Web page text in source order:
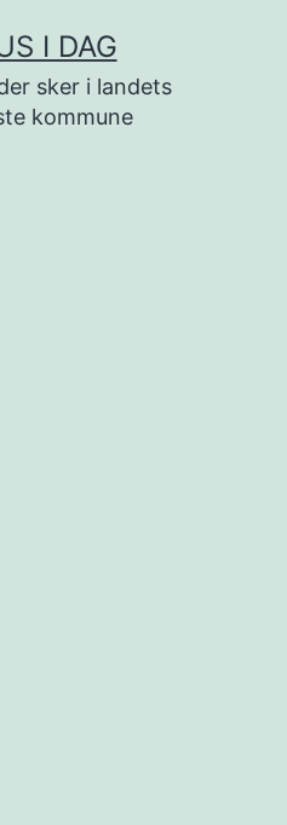
I DAG
sker i landets
kommune